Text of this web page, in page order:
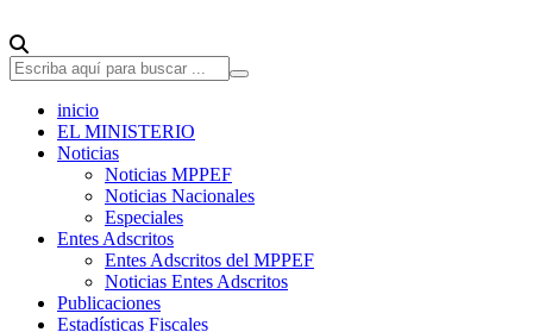
inicio
EL MINISTERIO
Noticias
Noticias MPPEF
Noticias Nacionales
Especiales
Entes Adscritos
Entes Adscritos del MPPEF
Noticias Entes Adscritos
Publicaciones
Estadísticas Fiscales